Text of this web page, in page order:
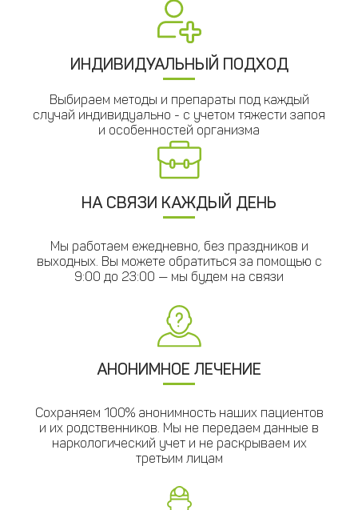
ИНДИВИДУАЛЬНЫЙ ПОДХОД
Выбираем методы и препараты под каждый
случай индивидуально - с учетом тяжести запоя
и особенностей организма
НА СВЯЗИ КАЖДЫЙ ДЕНЬ
Мы работаем ежедневно, без праздников и
выходных. Вы можете обратиться за помощью с
9:00 до 23:00 — мы будем на связи
АНОНИМНОЕ ЛЕЧЕНИЕ
Сохраняем 100% анонимность наших пациентов
и их родственников. Мы не передаем данные в
наркологический учет и не раскрываем их
третьим лицам